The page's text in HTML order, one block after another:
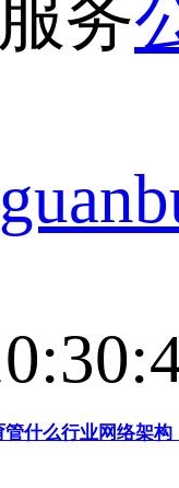
务
什么行业网络架构